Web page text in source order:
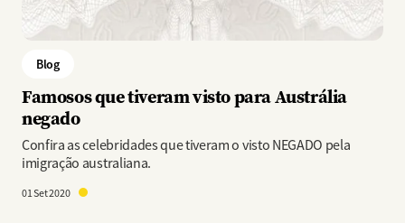
Blog
Famosos que tiveram visto para Austrália
negado
Confira as celebridades que tiveram o visto NEGADO pela
imigração australiana.
01 Set 2020